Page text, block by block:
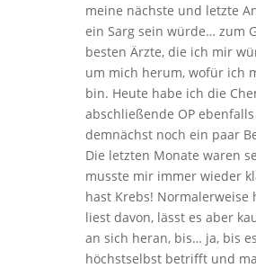
meine nächste und letzte
ein Sarg sein würde… zum
besten Ärzte, die ich mir
um mich herum, wofür ich
bin. Heute habe ich die
abschließende OP
demnächst noch ein paar
Die letzten Monate waren
musste mir immer wieder
hast Krebs! Normalerweise
liest davon, lässt es aber
an sich heran, bis… ja, bis
höchstselbst betrifft und